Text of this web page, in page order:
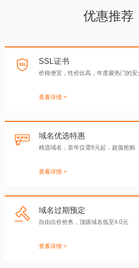
优惠推荐
SSL证书
价格便宜，性价比高，年度最热门的安
查看详情 >
域名优选特惠
精选域名，首年仅需9元起，超值抢购
查看详情 >
域名过期预定
自由出价抢售，顶级域名低至4.0元
查看详情 >